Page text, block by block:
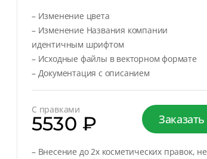
– Изменение цвета
– Изменение Названия компании
идентичным шрифтом
– Исходные файлы в векторном формате
– Документация с описанием
С правками
5530 ₽ Заказать
– Внесение до 2х косметических правок, не